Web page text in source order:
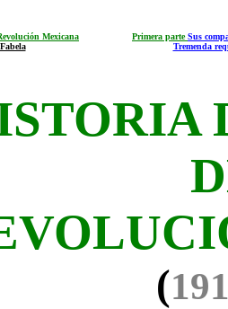
Mexicana
Primera parteSus
Tremenda
(